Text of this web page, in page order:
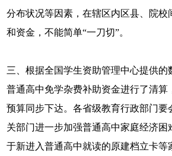
分布状况等因素，在辖区内区县、院校
和资金，不能简单“一刀切”。
三、根据全国学生资助管理中心提供的
普通高中免学杂费补助资金进行了清算
预算同步下达。各省级教育行政部门要
关部门进一步加强普通高中家庭经济困
于新进入普通高中就读的原建档立卡等